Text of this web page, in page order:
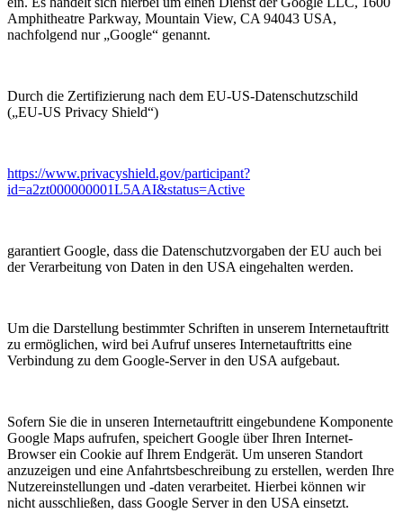
Amphitheatre Parkway, Mountain View, CA 94043 USA,
nachfolgend nur „Google“ genannt.
Durch die Zertifizierung nach dem EU-US-Datenschutzschild
(„EU-US Privacy Shield“)
https://www.privacyshield.gov/participant?
id=a2zt000000001L5AAI&status=Active
garantiert Google, dass die Datenschutzvorgaben der EU auch bei
der Verarbeitung von Daten in den USA eingehalten werden.
Um die Darstellung bestimmter Schriften in unserem Internetauftritt
zu ermöglichen, wird bei Aufruf unseres Internetauftritts eine
Verbindung zu dem Google-Server in den USA aufgebaut.
Sofern Sie die in unseren Internetauftritt eingebundene Komponente
Google Maps aufrufen, speichert Google über Ihren Internet-
Browser ein Cookie auf Ihrem Endgerät. Um unseren Standort
anzuzeigen und eine Anfahrtsbeschreibung zu erstellen, werden Ihre
Nutzereinstellungen und -daten verarbeitet. Hierbei können wir
nicht ausschließen, dass Google Server in den USA einsetzt.